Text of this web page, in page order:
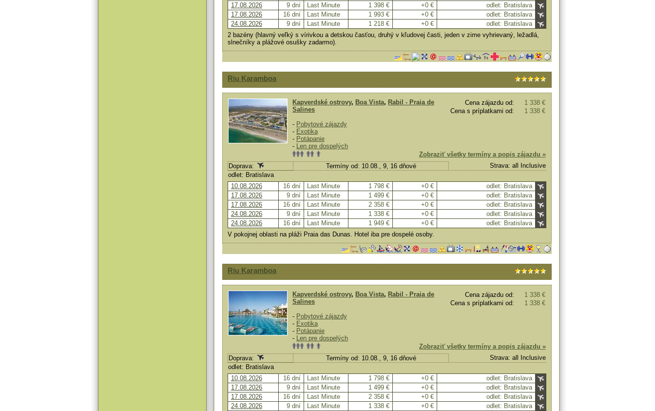
17.08.2026
9 dní Last Minute 1 398 € +0 €
odlet: Bratislava
17.08.2026
16 dní Last Minute 1 993 € +0 €
odlet: Bratislava
24.08.2026
9 dní Last Minute 1 218 € +0 €
odlet: Bratislava
2 bazény (hlavný veľký s vírivkou a detskou časťou, druhý v kľudovej časti, jeden v zime vyhrievaný, ležadlá,
slnečníky a plážové osušky zadarmo).
Riu Karamboa
Cena zájazdu od:
1 338 €
Cena s príplatkami od:
1 338 €
Kapverdské ostrovy, Boa Vista, Rabil - Praia de
Salines
- Pobytové zájazdy
- Exotika
- Potápanie
- Len pre dospelých
Zobraziť všetky termíny a popis zájazdu »
Doprava:
Termíny od: 10.08., 9, 16 dňové
Strava: all Inclusive
odlet: Bratislava
10.08.2026
16 dní Last Minute 1 798 € +0 €
odlet: Bratislava
17.08.2026
9 dní Last Minute 1 499 € +0 €
odlet: Bratislava
17.08.2026
16 dní Last Minute 2 358 € +0 €
odlet: Bratislava
24.08.2026
9 dní Last Minute 1 338 € +0 €
odlet: Bratislava
24.08.2026
16 dní Last Minute 1 949 € +0 €
odlet: Bratislava
V pokojnej oblasti na pláži Praia das Dunas. Hotel iba pre dospelé osoby.
Riu Karamboa
Cena zájazdu od:
1 338 €
Cena s príplatkami od:
1 338 €
Kapverdské ostrovy, Boa Vista, Rabil - Praia de
Salines
- Pobytové zájazdy
- Exotika
- Potápanie
- Len pre dospelých
Zobraziť všetky termíny a popis zájazdu »
Doprava:
Termíny od: 10.08., 9, 16 dňové
Strava: all Inclusive
odlet: Bratislava
10.08.2026
16 dní Last Minute 1 798 € +0 €
odlet: Bratislava
17.08.2026
9 dní Last Minute 1 499 € +0 €
odlet: Bratislava
17.08.2026
16 dní Last Minute 2 358 € +0 €
odlet: Bratislava
24.08.2026
9 dní Last Minute 1 338 € +0 €
odlet: Bratislava